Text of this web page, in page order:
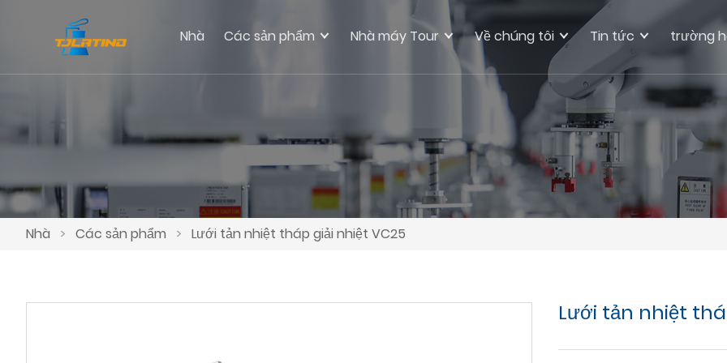
Nhà Các sản phẩm Nhà máy Tour Về chúng tôi Tin tức trường
Nhà > Các sản phẩm > Lưới tản nhiệt tháp giải nhiệt VC25
Lưới tản nhiệt